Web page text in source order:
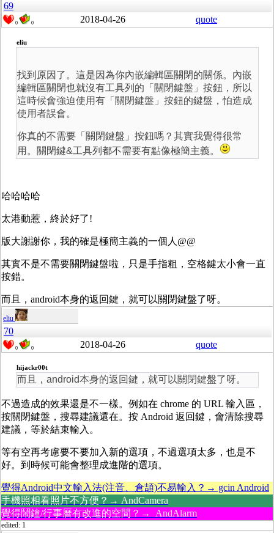
69
0 0 2018-04-26 quote
eliu
找到原因了。這是因為你內嵌編輯區關閉的關係。內嵌
編輯區關閉也就沒有工具列的「關閉鍵盤」按鈕，所以
這時候會強迫使用有「關閉鍵盤」按鈕的鍵盤，怕造成
使用者誤會。
你真的不需要「關閉鍵盤」按鈕嗎？其實我覺得很常
用。關閉鍵&工具列都不需要有點像極簡主義。
哈哈哈哈
太港動惹，終於好了!
版大謝謝你，我的確是極簡主義的一個人@@
其實不是不需要關閉鍵盤啦，只是手指粗，空格鍵太小會一直
按錯。
而且，android本身的返回鍵，就可以關閉鍵盤了呀。
eliu
70
0 0 2018-04-26 quote
hijackr00t
而且，android本身的返回鍵，就可以關閉鍵盤了呀。
不過造成的效果還是不一樣。例如在 chrome 的 URL 輸入區，
按關閉鍵盤，搜尋建議還在。按 Android 返回鍵，會清除搜尋
建議，等於結束輸入。
等有空再考慮要不要加入新的選項，不過選項太多，也是不
好。到時候可能會整理成進階的選項。
覺得Android中文輸入法(注音、倉頡)不易輸入？→ gcin Android
手機照相看照片不方便？→ AndCamera
覺得鬧鐘/行事曆有改進的空間？→ AndAlarm
edited: 1